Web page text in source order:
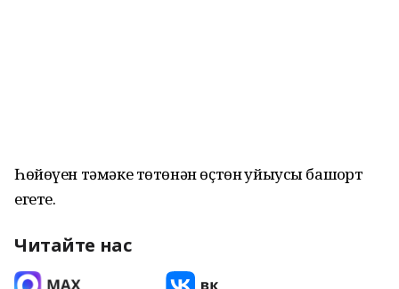
Һөйөүен тәмәке төтөнән өҫтөн ҡуйыусы башҡорт
егете.
Читайте нас